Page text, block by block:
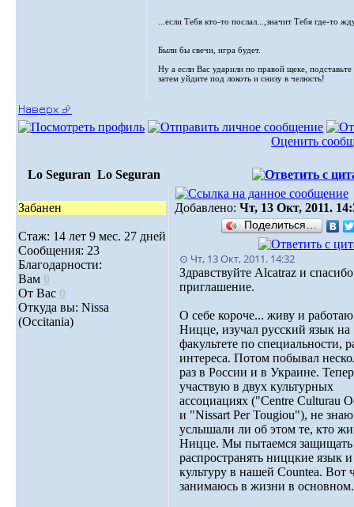
...если Тебя кто-то послал...,значит Тебя где-то
Были бы свечи, игра будет.
Ну а если Вас ударили по правой щеке,
затем уйдите под локоть и снизу в челюсть!
Наверх ⮵
Оценить
Lo Seguran Lo Seguran
Забанен
Стаж: 14 лет 9 мес. 27 дней
Сообщения: 23
Благодарности:
Вам 0
От Вас 0
Откуда вы: Nissa
(Occitania)
Добавлено: Чт, 13 Окт, 2011.
Поделиться…
⊙ Чт, 13 Окт, 2011. 14:32
Здравствуйте Alcatraz и спасибо
приглашение.
О себе короче... живу и
Ницце, изучал русский язык на
факультете по специальности,
интереса. Потом побывал
раз в России и в Украине.
участвую в двух культурных
ассоциациях ("Centre Culturau
и "Nissart Per Tougiou"), не знаю
услышали ли об этом те, кто
Ницце. Мы пытаемся
распространять ниццкие язык и
культуру в нашей Countea. Вот
занимаюсь в жизни в основном.